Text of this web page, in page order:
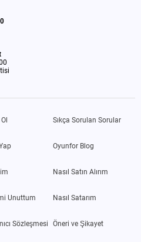
Unuttum
Sözleşmesi
Sıkça Sorulan Sorular
Oyunfor Blog
Nasıl Satın Alırım
Nasıl Satarım
Öneri ve Şikayet